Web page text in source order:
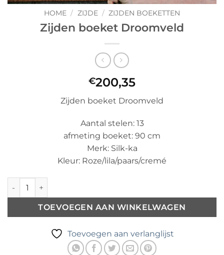
HOME / ZIJDE / ZIJDEN BOEKETTEN
Zijden boeket Droomveld
€200,35
Zijden boeket Droomveld
Aantal stelen: 13
afmeting boeket: 90 cm
Merk: Silk-ka
Kleur: Roze/lila/paars/cremé
Zijden boeket Droomveld aantal
TOEVOEGEN AAN WINKELWAGEN
Toevoegen aan verlanglijst